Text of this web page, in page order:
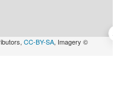
CC-BY-SA, Imagery ©